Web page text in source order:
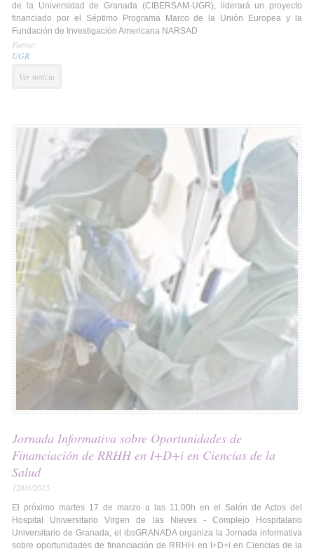
de la Universidad de Granada (CIBERSAM-UGR), liderará un proyecto
financiado por el Séptimo Programa Marco de la Unión Europea y la
Fundación de Investigación Americana NARSAD
Fuente:
UGR
Ver noticia
Jornada Informativa sobre Oportunidades de
Financiación de RRHH en I+D+i en Ciencias de la
Salud
12/03/2015
El próximo martes 17 de marzo a las 11:00h en el Salón de Actos del
Hospital Universitario Virgen de las Nieves - Complejo Hospitalario
Universitario de Granada, el ibsGRANADA organiza la Jornada informativa
sobre oportunidades de financiación de RRHH en I+D+i en Ciencias de la